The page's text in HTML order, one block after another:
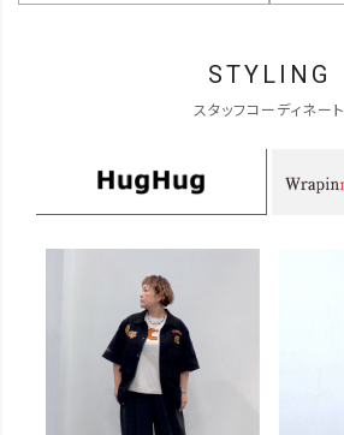
STYLING
スタッフコーディネート